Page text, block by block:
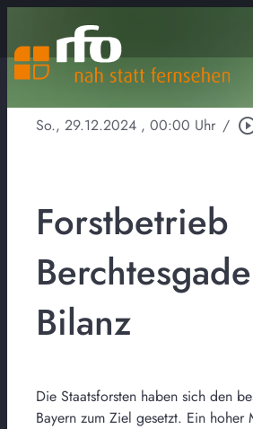
So., 29.12.2024 , 00:00 Uhr /
Forstbetrieb
Bilanz
Die Staatsforsten haben sich den
Bayern zum Ziel gesetzt. Ein hoher